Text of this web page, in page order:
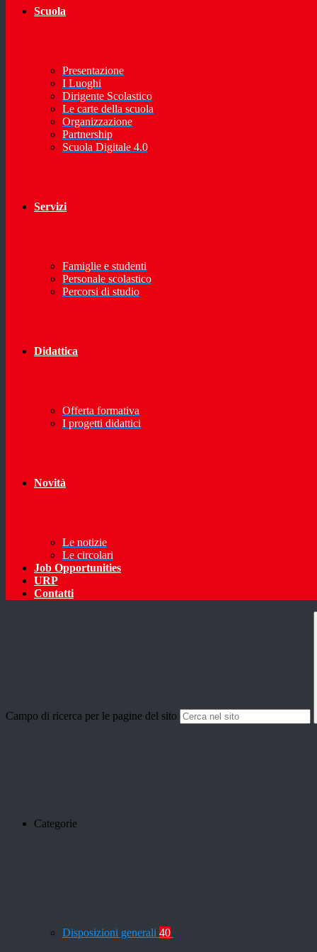
Scuola
Presentazione
I Luoghi
Dirigente Scolastico
Le carte della scuola
Organizzazione
Partnership
Scuola Digitale 4.0
Servizi
Famiglie e studenti
Personale scolastico
Percorsi di studio
Didattica
Offerta formativa
I progetti didattici
Novità
Le notizie
Le circolari
Job Opportunities
URP
Contatti
Campo di ricerca per le pagine del sito
Categorie
Disposizioni generali 40